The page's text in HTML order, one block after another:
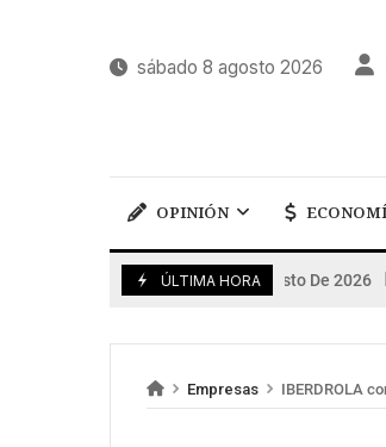
sábado 8 agosto 2026
OPINIÓN
ÚLTIMA HORA
7 De Agosto De 2026 El
Empresas IBERDROLA